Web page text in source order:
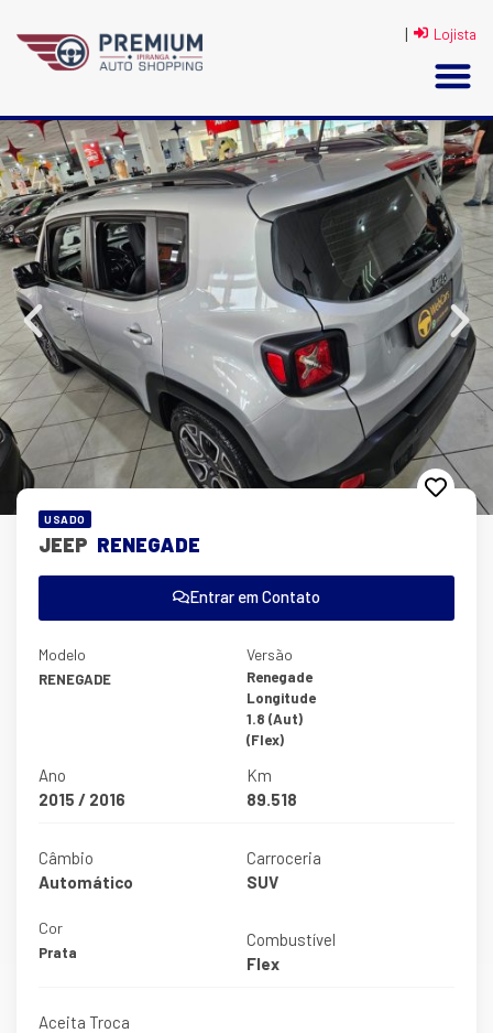
| Lojista
USADO
JEEP RENEGADE
Entrar em Contato
Modelo
RENEGADE
Versão
Renegade
Longitude
1.8 (Aut)
(Flex)
Ano
2015 / 2016
Km
89.518
Câmbio
Automático
Carroceria
SUV
Cor
Prata
Combustível
Flex
Aceita Troca